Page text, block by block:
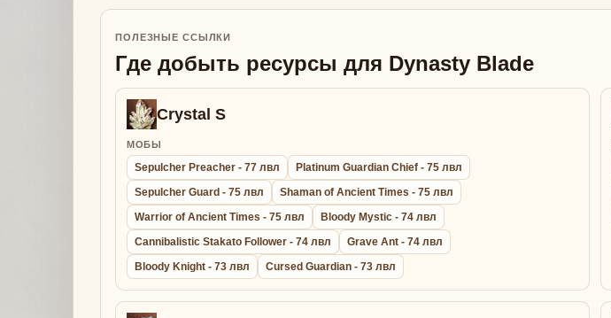
ПОЛЕЗНЫЕ ССЫЛКИ
Где добыть ресурсы для Dynasty Blade
Crystal S
МОБЫ
Sepulcher Preacher - 77 лвл
Platinum Guardian Chief - 75 лвл
Sepulcher Guard - 75 лвл
Shaman of Ancient Times - 75 лвл
Warrior of Ancient Times - 75 лвл
Bloody Mystic - 74 лвл
Cannibalistic Stakato Follower - 74 лвл
Grave Ant - 74 лвл
Bloody Knight - 73 лвл
Cursed Guardian - 73 лвл